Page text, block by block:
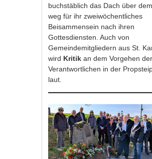
buchstäblich das Dach über
weg für ihr zweiwöchentliches
Beisammensein nach ihren
Gottesdiensten. Auch von
Gemeindemitgliedern aus St.
wird Kritikan dem Vorgehen der
Verantwortlichen in der
laut.